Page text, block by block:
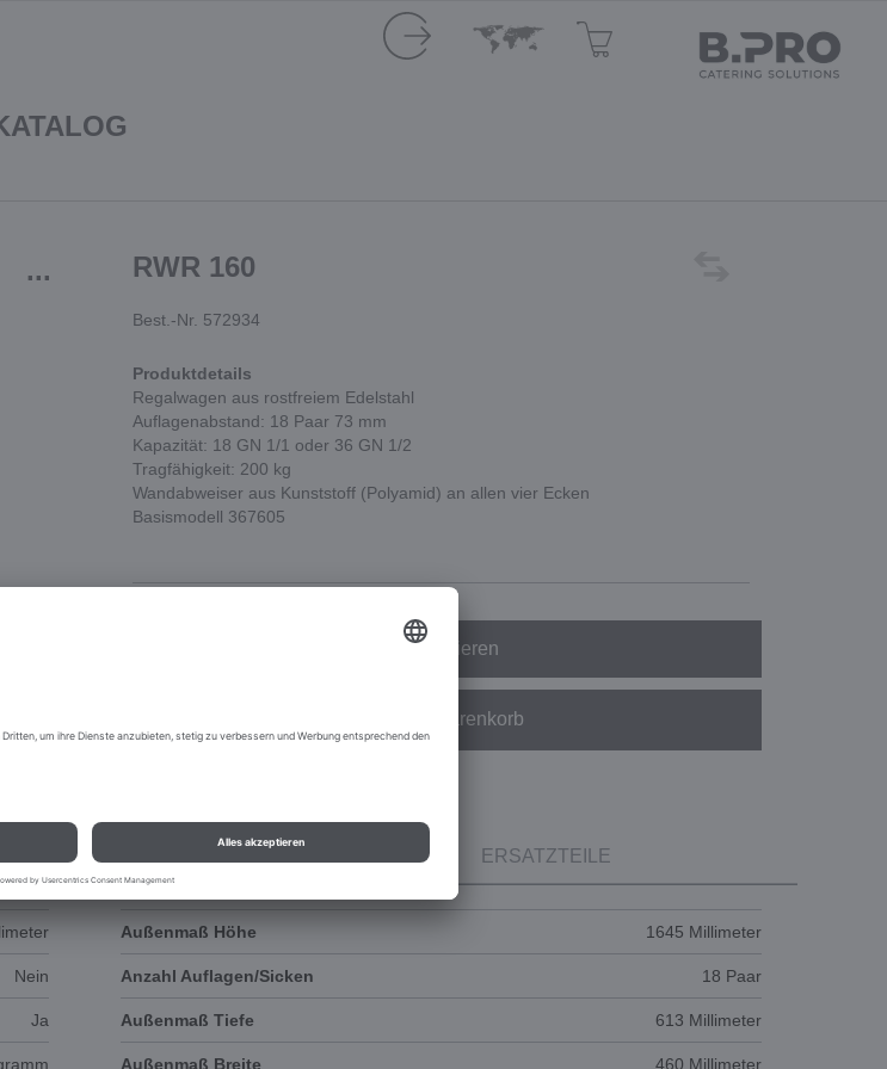
... RWR 160
Best.-Nr. 572934
Produktdetails
Regalwagen aus rostfreiem Edelstahl
Auflagenabstand: 18 Paar 73 mm
Kapazität: 18 GN 1/1 oder 36 GN 1/2
Tragfähigkeit: 200 kg
Wandabweiser aus Kunststoff (Polyamid) an allen vier Ecken
Basismodell 367605
Konfigurieren
In den Warenkorb
ERSATZTEILE
Außenmaß Höhe 1645 Millimeter
Nein Anzahl Auflagen/Sicken 18 Paar
Ja Außenmaß Tiefe 613 Millimeter
Außenmaß Breite 460 Millimeter